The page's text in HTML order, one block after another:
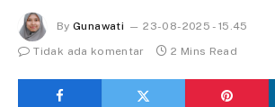
By Gunawati
23-08-2025 - 15.45
Tidak ada komentar
2 Mins Read